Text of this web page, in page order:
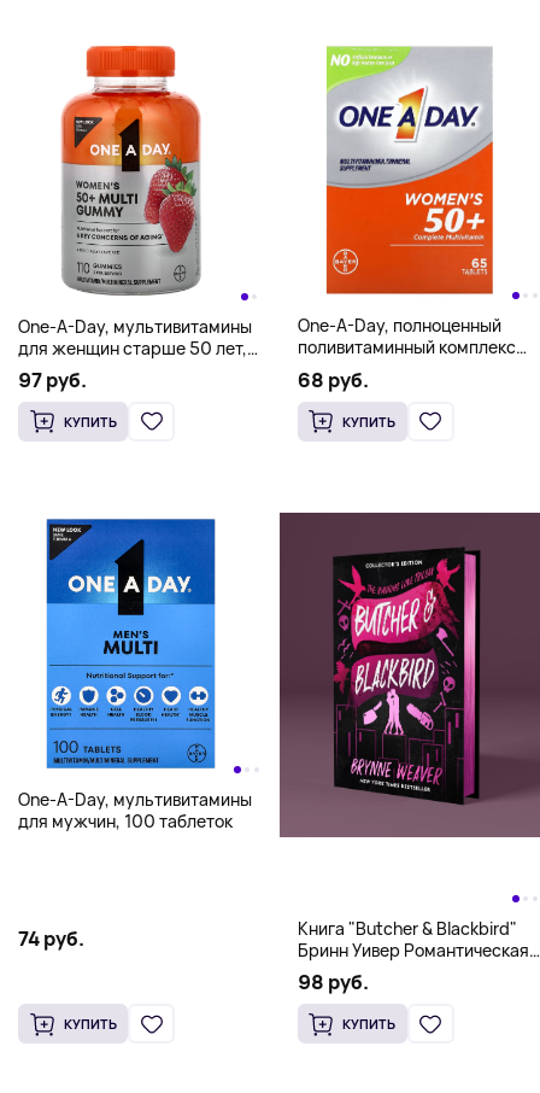
One-A-Day, мультивитамины
для женщин старше 50 лет,
110 жевательных таблеток
97 руб.
КУПИТЬ
One-A-Day, полноценный
поливитаминный комплекс
для женщин старше 50 лет,
65 таблеток
68 руб.
КУПИТЬ
One-A-Day, мультивитамины
для мужчин, 100 таблеток
74 руб.
КУПИТЬ
Книга "Butcher & Blackbird"
Бринн Уивер Романтическая
комедия о серийных убийцах
(18+)
98 руб.
КУПИТЬ